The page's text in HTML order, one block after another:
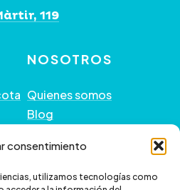
consentimiento
utilizamos tecnologías como
119
NOSOTROS
Quienes somos
Blog
+ INFORMACIÓN